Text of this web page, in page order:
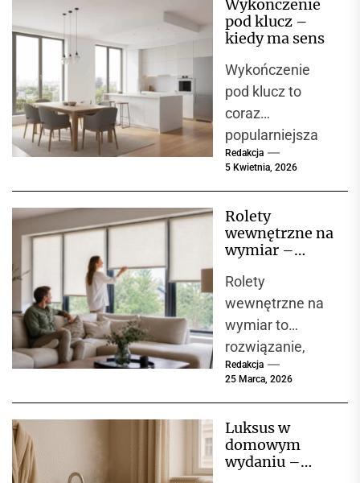
Wykończenie
pod klucz –
kiedy ma sens
Wykończenie
pod klucz to
coraz
popularniejsza
opcja wśród
osób, które
zakup nowego
mieszkania lub
to,...
Redakcja
5 Kwietnia, 2026
Rolety
wewnętrzne na
wymiar –
estetyka i
funkcjonalność
w jednym
rozwiązaniu
Rolety
wewnętrzne na
wymiar to
rozwiązanie,
które zyskuje
coraz większą
zarówno w
domach
Redakcja
25 Marca, 2026
Luksus w
domowym
wydaniu –